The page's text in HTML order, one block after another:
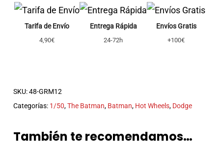
Tarifa de Envío
4,90€
Entrega Rápida
24-72h
Envíos Gratis
+100€
SKU:48-GRM12
Categorías: 1/50,The Batman, Batman, Hot Wheels, Dodge
También te recomendamos…